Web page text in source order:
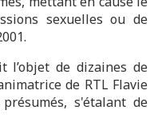
sexuelles ou de
l’objet de dizaines de
de RTL Flavie
s'étalant de